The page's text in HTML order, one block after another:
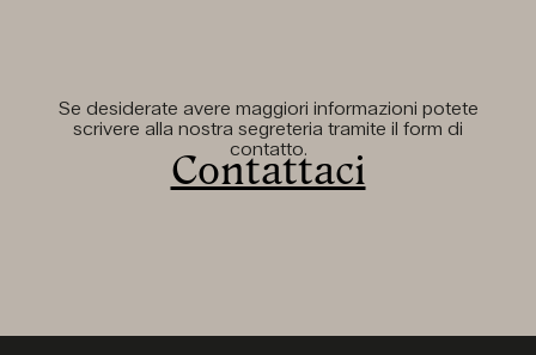
Se desiderate avere maggiori informazioni potete
scrivere alla nostra segreteria tramite il form di
contatto.
Contattaci